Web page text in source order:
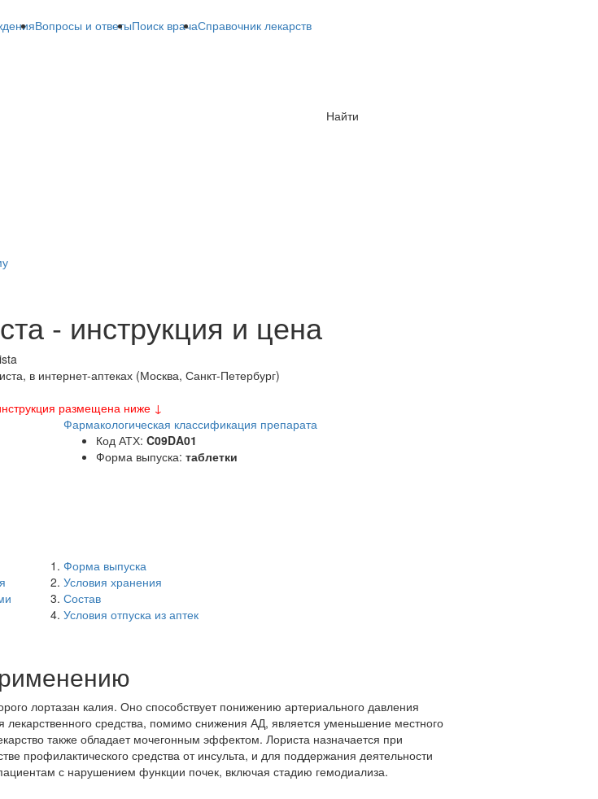
Вопросы и ответыПоиск врачаСправочник лекарств
Найти
- инструкция и цена
в интернет-аптеках (Москва, Санкт-Петербург)
размещена ниже ↓
Фармакологическая классификация препарата
Код АТХ: C09DA01
Форма выпуска: таблетки
Форма выпуска
Условия хранения
Состав
Условия отпуска из аптек
лортазан калия. Оно способствует понижению артериального давления
лекарственного средства, помимо снижения АД, является уменьшение местного
также обладает мочегонным эффектом. Лориста назначается при
профилактического средства от инсульта, и для поддержания деятельности
с нарушением функции почек, включая стадию гемодиализа.